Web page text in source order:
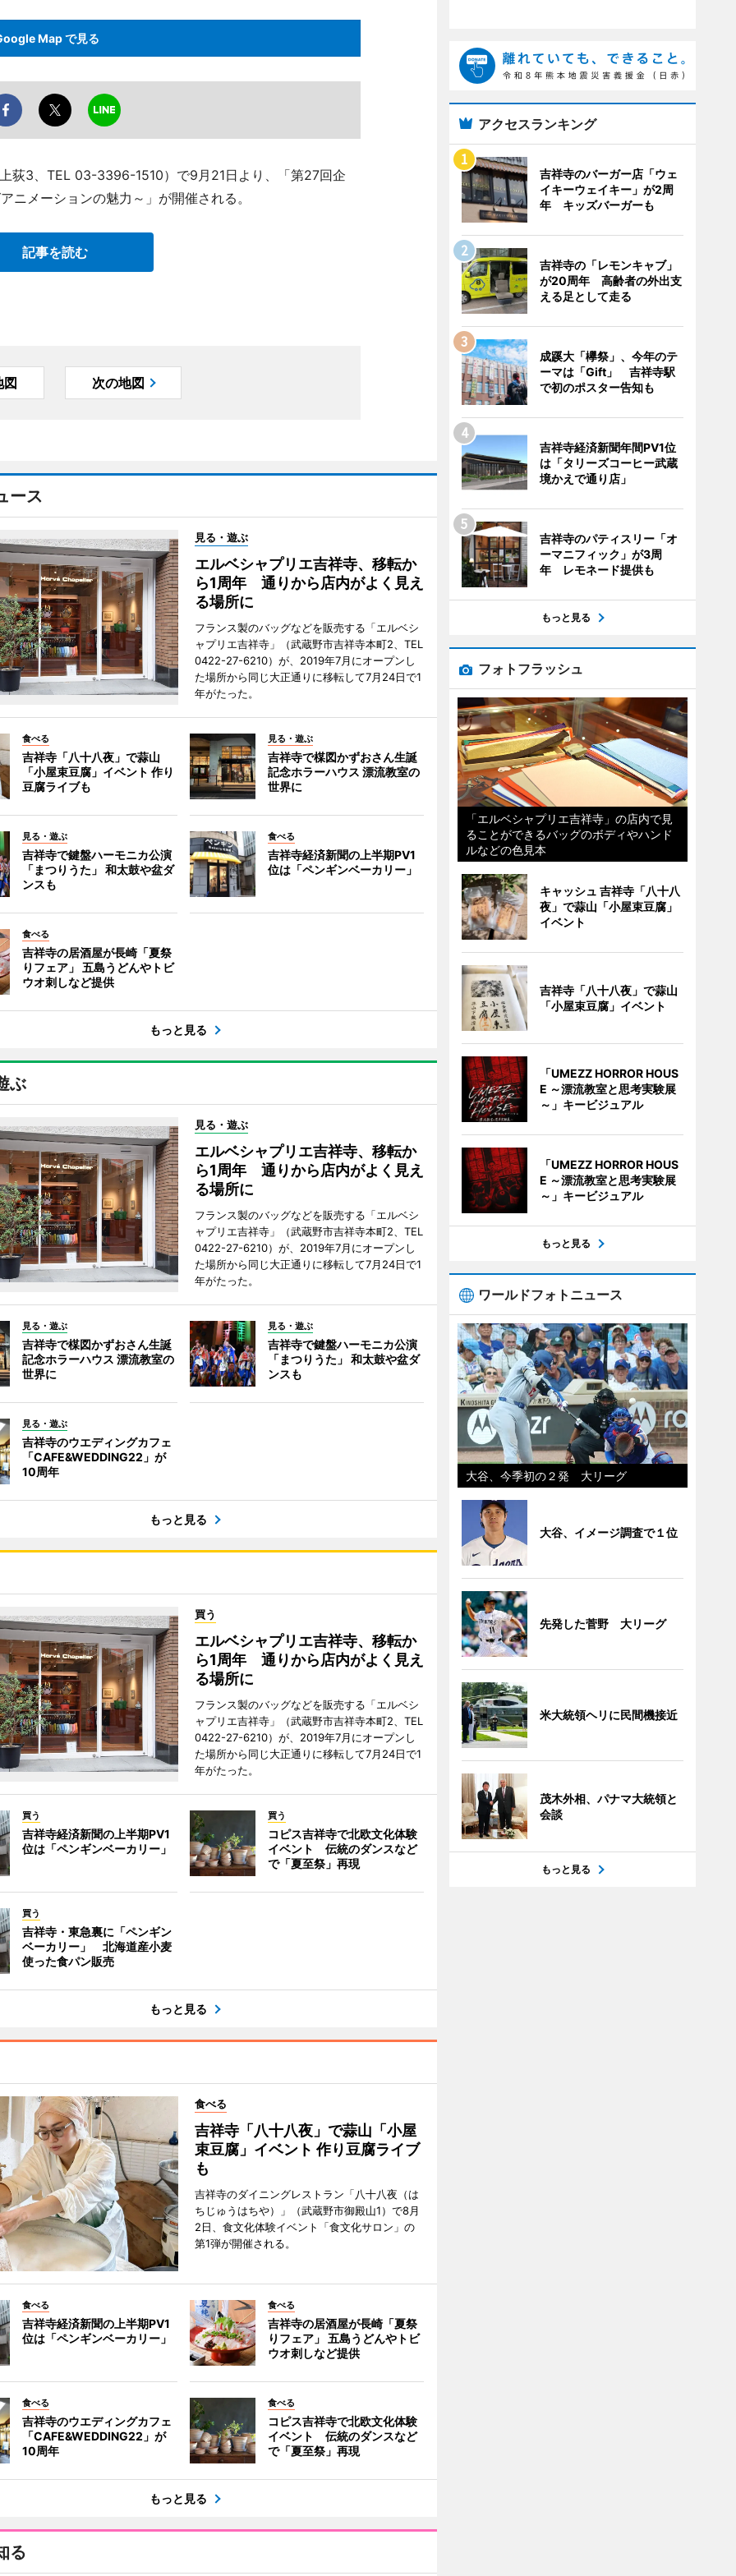
Map で見る
荻3、TEL 03-3396-1510）で9月21日より、「第27回企
ニメーションの魅力～」が開催される。
記事を読む
図 次の地図
ース
見る・遊ぶ
エルベシャプリエ吉祥寺、移転か
ら1周年 通りから店内がよく見え
る場所に
フランス製のバッグなどを販売する「エルベシ
ャプリエ吉祥寺」（武蔵野市吉祥寺本町2、TEL
0422-27-6210）が、2019年7月にオープンし
た場所から同じ大正通りに移転して7月24日で1
年がたった。
食べる
吉祥寺「八十八夜」で蒜山
「小屋束豆腐」イベント 作り
豆腐ライブも
見る・遊ぶ
吉祥寺で楳図かずおさん生誕
記念ホラーハウス 漂流教室の
世界に
見る・遊ぶ
吉祥寺で鍵盤ハーモニカ公演
「まつりうた」 和太鼓や盆ダ
ンスも
食べる
吉祥寺経済新聞の上半期PV1
位は「ペンギンベーカリー」
食べる
吉祥寺の居酒屋が長崎「夏祭
りフェア」 五島うどんやトビ
ウオ刺しなど提供
もっと見る
ぶ
見る・遊ぶ
エルベシャプリエ吉祥寺、移転か
ら1周年 通りから店内がよく見え
る場所に
フランス製のバッグなどを販売する「エルベシ
ャプリエ吉祥寺」（武蔵野市吉祥寺本町2、TEL
0422-27-6210）が、2019年7月にオープンし
た場所から同じ大正通りに移転して7月24日で1
年がたった。
見る・遊ぶ
吉祥寺で楳図かずおさん生誕
記念ホラーハウス 漂流教室の
世界に
見る・遊ぶ
吉祥寺で鍵盤ハーモニカ公演
「まつりうた」 和太鼓や盆ダ
ンスも
見る・遊ぶ
吉祥寺のウエディングカフェ
「CAFE&WEDDING22」が
10周年
もっと見る
買う
エルベシャプリエ吉祥寺、移転か
ら1周年 通りから店内がよく見え
る場所に
フランス製のバッグなどを販売する「エルベシ
ャプリエ吉祥寺」（武蔵野市吉祥寺本町2、TEL
0422-27-6210）が、2019年7月にオープンし
た場所から同じ大正通りに移転して7月24日で1
年がたった。
買う
吉祥寺経済新聞の上半期PV1
位は「ペンギンベーカリー」
買う
コピス吉祥寺で北欧文化体験
イベント 伝統のダンスなど
で「夏至祭」再現
買う
吉祥寺・東急裏に「ペンギン
ベーカリー」 北海道産小麦
使った食パン販売
もっと見る
食べる
吉祥寺「八十八夜」で蒜山「小屋
束豆腐」イベント 作り豆腐ライブ
も
吉祥寺のダイニングレストラン「八十八夜（は
ちじゅうはちや）」（武蔵野市御殿山1）で8月
2日、食文化体験イベント「食文化サロン」の
第1弾が開催される。
食べる
吉祥寺経済新聞の上半期PV1
位は「ペンギンベーカリー」
食べる
吉祥寺の居酒屋が長崎「夏祭
りフェア」 五島うどんやトビ
ウオ刺しなど提供
食べる
吉祥寺のウエディングカフェ
「CAFE&WEDDING22」が
10周年
食べる
コピス吉祥寺で北欧文化体験
イベント 伝統のダンスなど
で「夏至祭」再現
もっと見る
る
アクセスランキング
吉祥寺のバーガー店「ウェ
イキーウェイキー」が2周
年 キッズバーガーも
吉祥寺の「レモンキャブ」
が20周年 高齢者の外出支
える足として走る
成蹊大「欅祭」、今年のテ
ーマは「Gift」 吉祥寺駅
で初のポスター告知も
吉祥寺経済新聞年間PV1位
は「タリーズコーヒー武蔵
境かえで通り店」
吉祥寺のパティスリー「オ
ーマニフィック」が3周
年 レモネード提供も
もっと見る
フォトフラッシュ
「エルベシャプリエ吉祥寺」の店内で見
ることができるバッグのボディやハンド
ルなどの色見本
キャッシュ 吉祥寺「八十八
夜」で蒜山「小屋束豆腐」
イベント
吉祥寺「八十八夜」で蒜山
「小屋束豆腐」イベント
「UMEZZ HORROR HOUS
E ～漂流教室と思考実験展
～」キービジュアル
「UMEZZ HORROR HOUS
E ～漂流教室と思考実験展
～」キービジュアル
もっと見る
ワールドフォトニュース
大谷、今季初の２発 大リーグ
大谷、イメージ調査で１位
先発した菅野 大リーグ
米大統領ヘリに民間機接近
茂木外相、パナマ大統領と
会談
もっと見る